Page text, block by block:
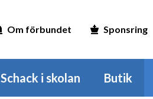
Om förbundet Sponsring
Schack i skolan Butik